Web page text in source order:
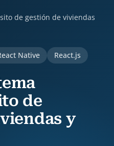
de gestión de viviendas
Native React.js
de
y